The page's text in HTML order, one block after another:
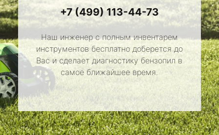
+7 (499) 113-44-73
Наш инженер с полным инвентарем
инструментов бесплатно доберется до
Вас и сделает диагностику бензопил в
самое ближайшее время.